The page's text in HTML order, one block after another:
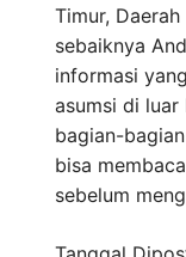
Timur,
sebaiknya
informasi
asumsi di luar
bagian-
bisa
sebelum